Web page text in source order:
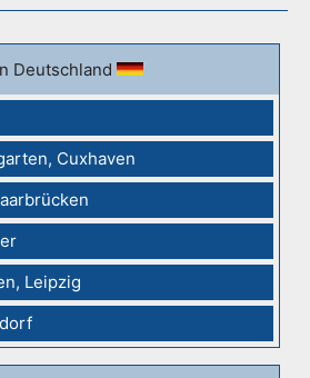
Deutschland
Cuxhaven
Leipzig